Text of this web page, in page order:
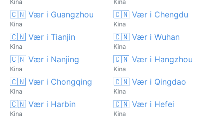
Kina Kina
🇨🇳 Vær i Guangzhou
Kina
🇨🇳 Vær i Chengdu
Kina
🇨🇳 Vær i Tianjin
Kina
🇨🇳 Vær i Wuhan
Kina
🇨🇳 Vær i Nanjing
Kina
🇨🇳 Vær i Hangzhou
Kina
🇨🇳 Vær i Chongqing
Kina
🇨🇳 Vær i Qingdao
Kina
🇨🇳 Vær i Harbin
Kina
🇨🇳 Vær i Hefei
Kina